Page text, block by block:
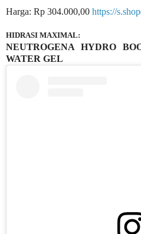
Harga: Rp 304.000,00 https://
HIDRASI MAXIMAL:
NEUTROGENA HYDRO
WATER GEL